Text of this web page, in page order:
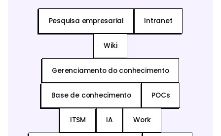
Pesquisa empresarial Intranet
Wiki
Gerenciamento do conhecimento
Base de conhecimento POCs
ITSM IA Work